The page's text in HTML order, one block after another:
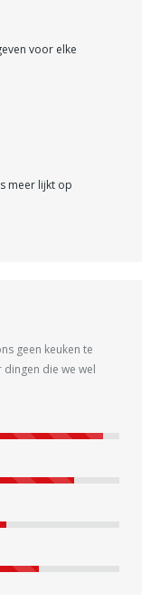
voor elke
meer lijkt op
geen keuken te
die we wel